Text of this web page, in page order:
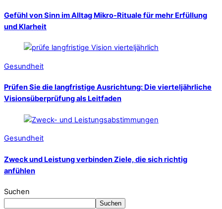
Gefühl von Sinn im Alltag Mikro-Rituale für mehr Erfüllung
und Klarheit
Gesundheit
Prüfen Sie die langfristige Ausrichtung: Die vierteljährliche
Visionsüberprüfung als Leitfaden
Gesundheit
Zweck und Leistung verbinden Ziele, die sich richtig
anfühlen
Suchen
Suchen